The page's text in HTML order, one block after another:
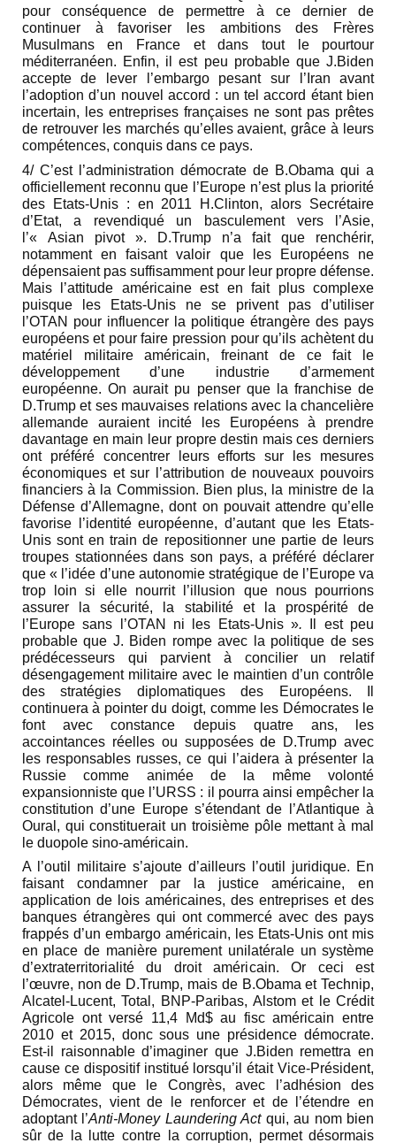
pour conséquence de permettre à ce dernier de
continuer à favoriser les ambitions des Frères
Musulmans en France et dans tout le pourtour
méditerranéen. Enfin, il est peu probable que J.Biden
accepte de lever l’embargo pesant sur l’Iran avant
l’adoption d’un nouvel accord : un tel accord étant bien
incertain, les entreprises françaises ne sont pas prêtes
de retrouver les marchés qu’elles avaient, grâce à leurs
compétences, conquis dans ce pays.
4/ C’est l’administration démocrate de B.Obama qui a
officiellement reconnu que l’Europe n’est plus la priorité
des Etats-Unis : en 2011 H.Clinton, alors Secrétaire
d’Etat, a revendiqué un basculement vers l’Asie,
l’« Asian pivot ». D.Trump n’a fait que renchérir,
notamment en faisant valoir que les Européens ne
dépensaient pas suffisamment pour leur propre défense.
Mais l’attitude américaine est en fait plus complexe
puisque les Etats-Unis ne se privent pas d’utiliser
l’OTAN pour influencer la politique étrangère des pays
européens et pour faire pression pour qu’ils achètent du
matériel militaire américain, freinant de ce fait le
développement d’une industrie d’armement
européenne. On aurait pu penser que la franchise de
D.Trump et ses mauvaises relations avec la chancelière
allemande auraient incité les Européens à prendre
davantage en main leur propre destin mais ces derniers
ont préféré concentrer leurs efforts sur les mesures
économiques et sur l’attribution de nouveaux pouvoirs
financiers à la Commission. Bien plus, la ministre de la
Défense d’Allemagne, dont on pouvait attendre qu’elle
favorise l’identité européenne, d’autant que les Etats-
Unis sont en train de repositionner une partie de leurs
troupes stationnées dans son pays, a préféré déclarer
que « l’idée d’une autonomie stratégique de l’Europe va
trop loin si elle nourrit l’illusion que nous pourrions
assurer la sécurité, la stabilité et la prospérité de
l’Europe sans l’OTAN ni les Etats-Unis ».
Il est peu
probable que J. Biden rompe avec la politique de ses
prédécesseurs qui parvient à concilier un relatif
désengagement militaire avec le maintien d’un contrôle
des stratégies diplomatiques des Européens. Il
continuera à pointer du doigt, comme les Démocrates le
font avec constance depuis quatre ans, les
accointances réelles ou supposées de D.Trump avec
les responsables russes, ce qui l’aidera à présenter la
Russie comme animée de la même volonté
expansionniste que l’URSS : il pourra ainsi empêcher la
constitution d’une Europe s’étendant de l’Atlantique à
Oural, qui constituerait un troisième pôle mettant à mal
le duopole sino-américain.
A l’outil militaire s’ajoute d’ailleurs l’outil juridique. En
faisant condamner par la justice américaine, en
application de lois américaines, des entreprises et des
banques étrangères qui ont commercé avec des pays
frappés d’un embargo américain, les Etats-Unis ont mis
en place de manière purement unilatérale un système
d’extraterritorialité du droit américain. Or ceci est
l’œuvre, non de D.Trump, mais de B.Obama et Technip,
Alcatel-Lucent, Total, BNP-Paribas, Alstom et le Crédit
Agricole ont versé 11,4 Md$ au fisc américain entre
2010 et 2015, donc sous une présidence démocrate.
Est-il raisonnable d’imaginer que J.Biden remettra en
cause ce dispositif institué lorsqu’il était Vice-Président,
alors même que le Congrès, avec l’adhésion des
Démocrates, vient de le renforcer et de l’étendre en
adoptant l’Anti-Money Laundering Actqui, au nom bien
sûr de la lutte contre la corruption, permet désormais